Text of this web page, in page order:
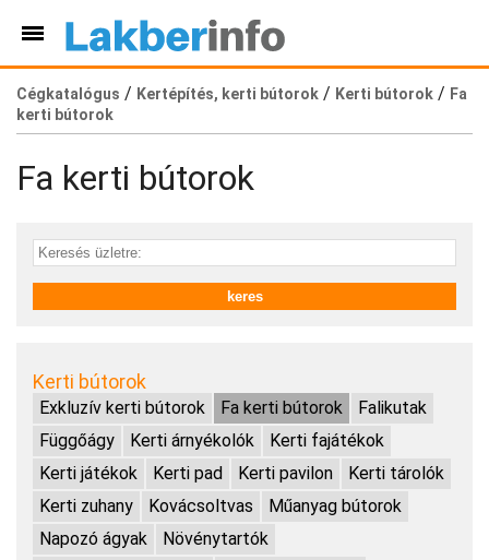
Cégkatalógus / Kertépítés, kerti bútorok / Kerti bútorok / Fa
kerti bútorok
Fa kerti bútorok
Kerti bútorok
Exkluzív kerti bútorok Fa kerti bútorok
Falikutak
Függőágy
Kerti árnyékolók
Kerti fajátékok
Kerti játékok
Kerti pad Kerti pavilon
Kerti tárolók
Kerti zuhany
Kovácsoltvas
Műanyag bútorok
Napozó ágyak
Növénytartók